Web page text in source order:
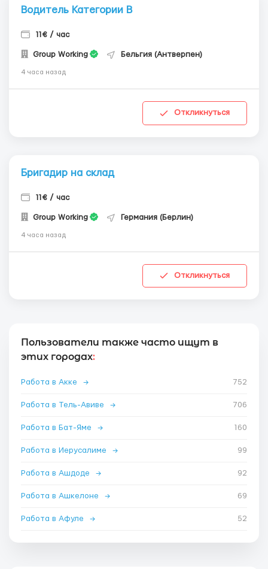
Водитель Категории В
11€ / час
Group Working Бельгия (Антверпен)
4 часа назад
Откликнуться
Бригадир на склад
11€ / час
Group Working Германия (Берлин)
4 часа назад
Откликнуться
Пользователи также часто ищут в
этих городах:
Работа в Акке → 752
Работа в Тель-Авиве → 706
Работа в Бат-Яме → 160
Работа в Иерусалиме → 99
Работа в Ашдоде → 92
Работа в Ашкелоне → 69
Работа в Афуле → 52